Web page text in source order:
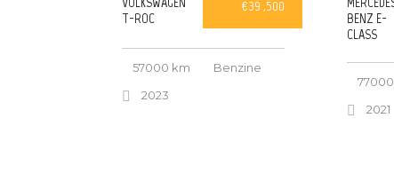
€39 ,500
T-ROC
57000 km
Benzine
2023
BENZ E-
CLASS
2021